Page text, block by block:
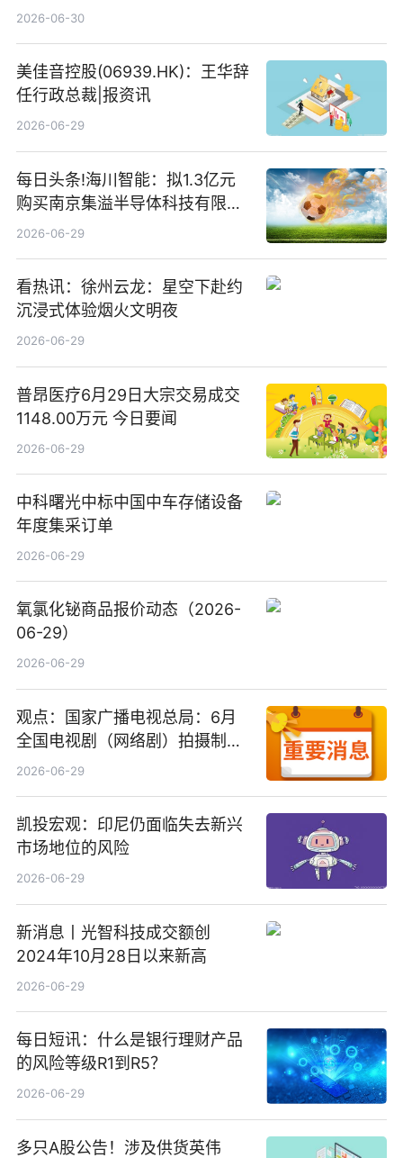
仓股亨通光电、赤峰黄金、佰维
2026-06-30
美佳音控股(06939.HK)：王华辞
任行政总裁|报资讯
2026-06-29
每日头条!海川智能：拟1.3亿元
购买南京集溢半导体科技有限公
司15.3%股权
2026-06-29
看热讯：徐州云龙：星空下赴约
沉浸式体验烟火文明夜
2026-06-29
普昂医疗6月29日大宗交易成交
1148.00万元 今日要闻
2026-06-29
中科曙光中标中国中车存储设备
年度集采订单
2026-06-29
氧氯化铋商品报价动态（2026-
06-29）
2026-06-29
观点：国家广播电视总局：6月
全国电视剧（网络剧）拍摄制作
备案公示剧目197部
2026-06-29
凯投宏观：印尼仍面临失去新兴
市场地位的风险
2026-06-29
新消息丨光智科技成交额创
2024年10月28日以来新高
2026-06-29
每日短讯：什么是银行理财产品
的风险等级R1到R5？
2026-06-29
多只A股公告！涉及供货英伟